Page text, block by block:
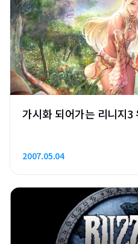
가시화 되어가는 리니지3
2007.05.04